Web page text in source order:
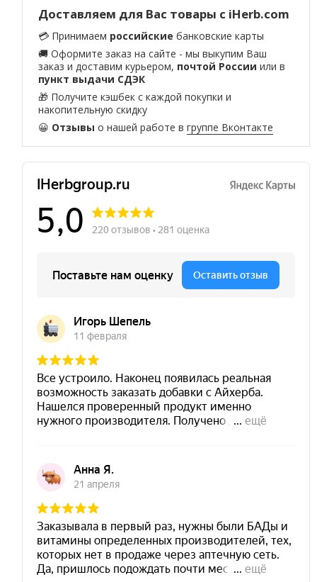
Доставляем для Вас товары с iHerb.com
💳 Принимаем российские банковские карты
🚚 Оформите заказ на сайте - мы выкупим Ваш
заказ и доставим курьером, почтой России или в
пункт выдачи СДЭК
🎁 Получите кэшбек с каждой покупки и
накопительную скидку
😀 Отзывы о нашей работе вгруппе Вконтакте